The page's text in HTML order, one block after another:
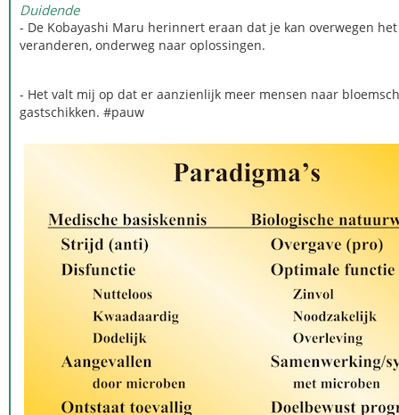
Duidende
- De Kobayashi Maru herinnert eraan dat je kan overwegen
veranderen, onderweg naar oplossingen.
- Het valt mij op dat er aanzienlijk meer mensen naar
gastschikken. #‎pauw